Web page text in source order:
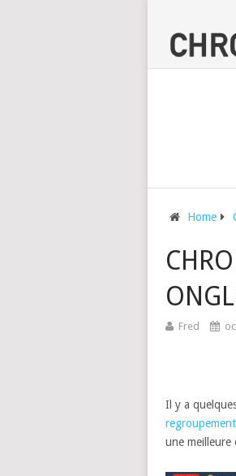
Home
Fred
Il y a
une meilleure